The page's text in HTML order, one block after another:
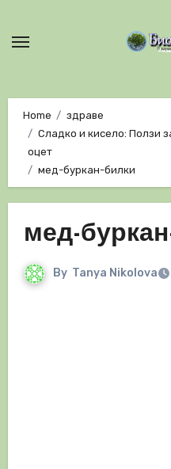
Home
здраве
Сладко и кисело: Ползи
оцет
мед-буркан-билки
мед-
By Tanya Nikolova